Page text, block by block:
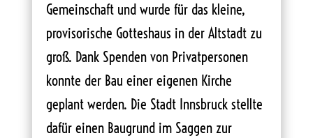
Gemeinschaft und wurde für das kleine,
provisorische Gotteshaus in der Altstadt zu
groß. Dank Spenden von Privatpersonen
konnte der Bau einer eigenen Kirche
geplant werden. Die Stadt Innsbruck stellte
dafür einen Baugrund im Saggen zur